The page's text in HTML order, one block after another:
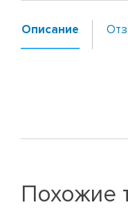
Описание
Похожие